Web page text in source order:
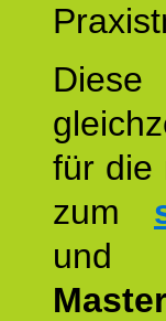
für die
zum
und